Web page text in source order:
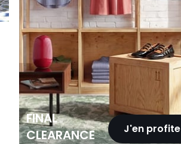
FINAL
CLEARANCE
J'en profite